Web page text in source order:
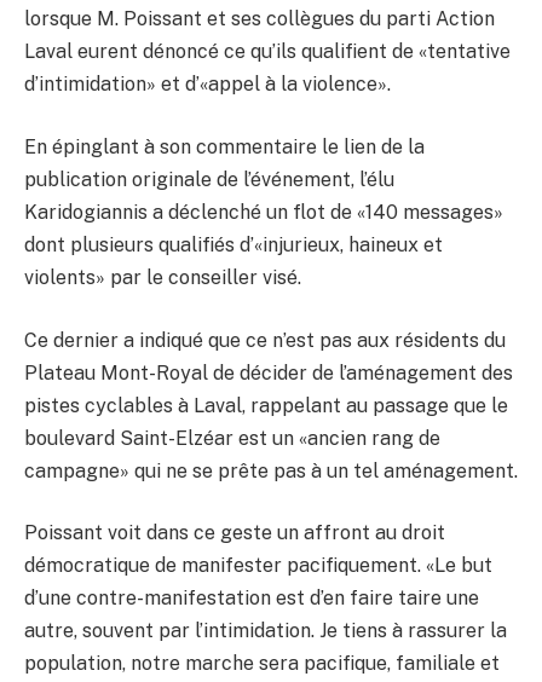
lorsque M. Poissant et ses collègues du parti Action
Laval eurent dénoncé ce qu’ils qualifient de «tentative
d’intimidation» et d’«appel à la violence».
En épinglant à son commentaire le lien de la
publication originale de l’événement, l’élu
Karidogiannis a déclenché un flot de «140 messages»
dont plusieurs qualifiés d’«injurieux, haineux et
violents» par le conseiller visé.
Ce dernier a indiqué que ce n’est pas aux résidents du
Plateau Mont-Royal de décider de l’aménagement des
pistes cyclables à Laval, rappelant au passage que le
boulevard Saint-Elzéar est un «ancien rang de
campagne» qui ne se prête pas à un tel aménagement.
Poissant voit dans ce geste un affront au droit
démocratique de manifester pacifiquement. «Le but
d’une contre-manifestation est d’en faire taire une
autre, souvent par l’intimidation. Je tiens à rassurer la
population, notre marche sera pacifique, familiale et